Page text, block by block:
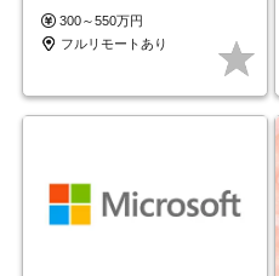
300～550万円
フルリモートあり